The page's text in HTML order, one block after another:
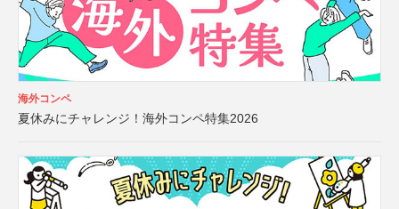
海外コンペ
夏休みにチャレンジ！海外コンペ特集2026